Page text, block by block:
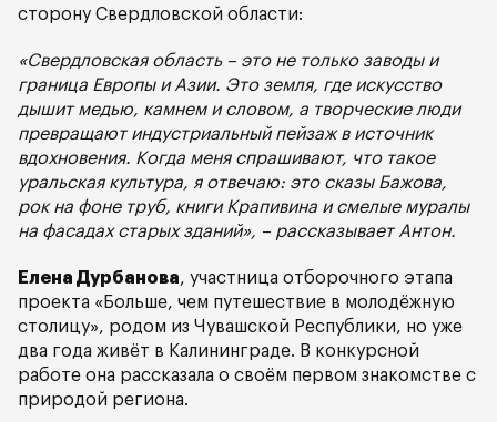
сторону Свердловской области:
«Свердловская область – это не только заводы и
граница Европы и Азии. Это земля, где искусство
дышит медью, камнем и словом, а творческие люди
превращают индустриальный пейзаж в источник
вдохновения. Когда меня спрашивают, что такое
уральская культура, я отвечаю: это сказы Бажова,
рок на фоне труб, книги Крапивина и смелые муралы
на фасадах старых зданий», – рассказывает Антон.
Елена Дурбанова, участница отборочного этапа
проекта «Больше, чем путешествие в молодёжную
столицу», родом из Чувашской Республики, но уже
два года живёт в Калининграде. В конкурсной
работе она рассказала о своём первом знакомстве с
природой региона.